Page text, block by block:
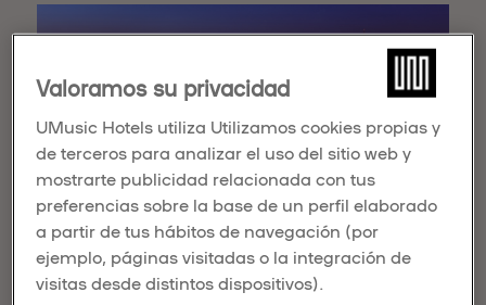
Ubicado al noroeste de Madrid, cerca de Ciudad
Universitaria, el parque Dehesa de la Villa ofrece
Valoramos su privacidad
UMusic Hotels utiliza Utilizamos cookies propias y
de terceros para analizar el uso del sitio web y
mostrarte publicidad relacionada con tus
preferencias sobre la base de un perfil elaborado
a partir de tus hábitos de navegación (por
ejemplo, páginas visitadas o la integración de
visitas desde distintos dispositivos).